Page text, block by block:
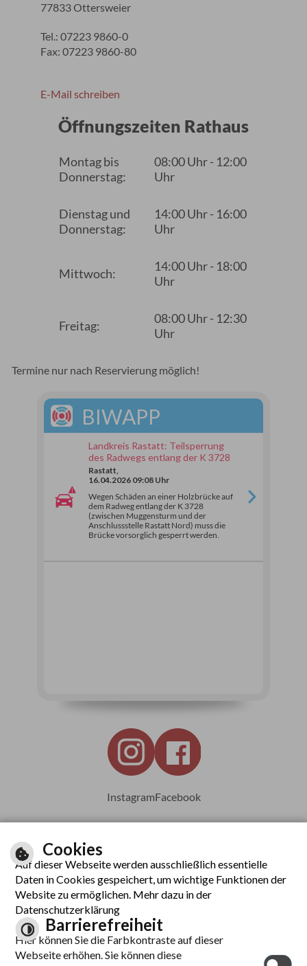
77833 Ottersweier
Tel.: 07223 9860-0
Fax: 07223 9860-80
E-Mail schreiben
Öffnungszeiten Rathaus
Montag bis
Donnerstag:
08:00 Uhr - 12:00
Uhr
Dienstag und
Donnerstag:
14:00 Uhr - 16:00
Uhr
Mittwoch:
14:00 Uhr - 18:00
Uhr
Freitag:
08:00 Uhr - 12:30
Uhr
Termine nur nach Reservierung möglich!
BIWAPP
Landkreis Rastatt: Teilsperrung
des Radwegs entlang der K 3728
Rastatt,
16.04.2026 09:08 Uhr
Wegen Schäden an einer Holzbrücke auf
dem Radweg entlang der K 3728
(zwischen Muggensturm und der
Anschlussstelle Rastatt Nord) muss die
Brücke vorsorglich gesperrt werden.
InstagramFacebook
Leichte Sprache
Inhalt
Impressum
Cookies
Auf dieser Webseite werden ausschließlich essentielle
Daten in Cookies gespeichert, um wichtige Funktionen der
Website zu ermöglichen. Mehr dazu in der
Datenschutzerklärung
Barrierefreiheit
Hier können Sie die Farbkontraste auf dieser
Webseite erhöhen. Sie können diese